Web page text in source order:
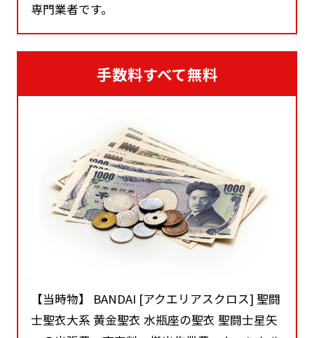
専門業者です。
手数料すべて無料
【当時物】 BANDAI [アクエリアスクロス] 聖闘
士聖衣大系 黄金聖衣 水瓶座の聖衣 聖闘士星矢